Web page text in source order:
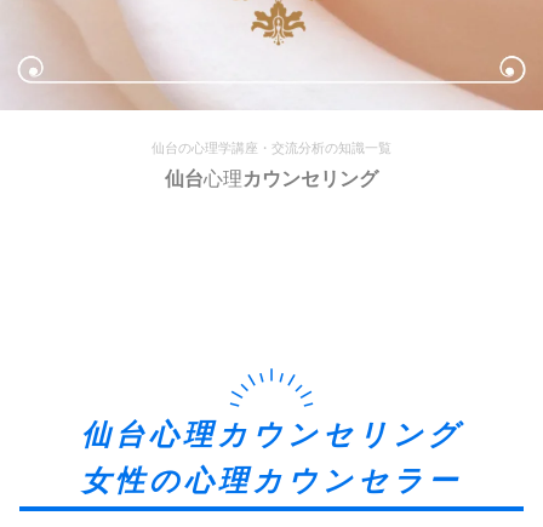
仙台の心理学講座・交流分析の知識一覧
仙台心理カウンセリング
仙台心理カウンセリング
女性の心理カウンセラー